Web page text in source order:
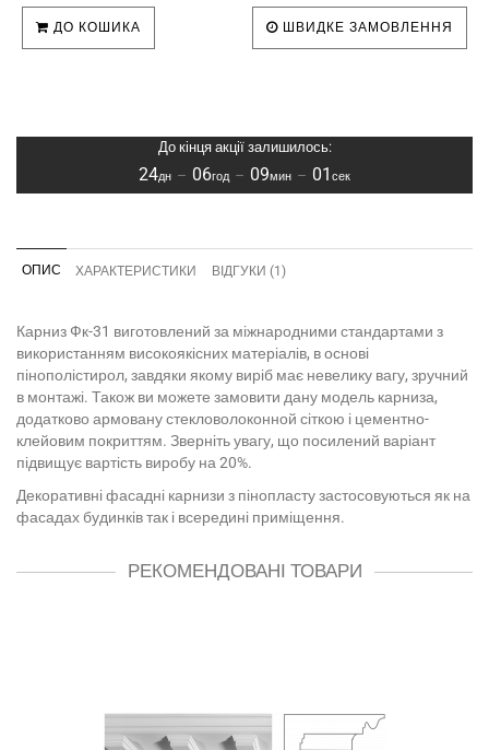
ДО КОШИКА ШВИДКЕ ЗАМОВЛЕННЯ
До кінця акції залишилось:
24дн – 06год – 09мин – 01 сек
ОПИС ХАРАКТЕРИСТИКИ ВІДГУКИ (1)
Карниз Фк-31 виготовлений за міжнародними стандартами з
використанням високоякісних матеріалів, в основі
пінополістирол, завдяки якому виріб має невелику вагу, зручний
в монтажі. Також ви можете замовити дану модель карниза,
додатково армовану стекловолоконной сіткою і цементно-
клейовим покриттям. Зверніть увагу, що посилений варіант
підвищує вартість виробу на 20%.
Декоративні фасадні карнизи з пінопласту застосовуються як на
фасадах будинків так і всередині приміщення.
РЕКОМЕНДОВАНІ ТОВАРИ